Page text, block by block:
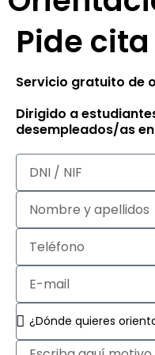
Pide cita
Servicio gratuito de
Dirigido a
desempleados/as